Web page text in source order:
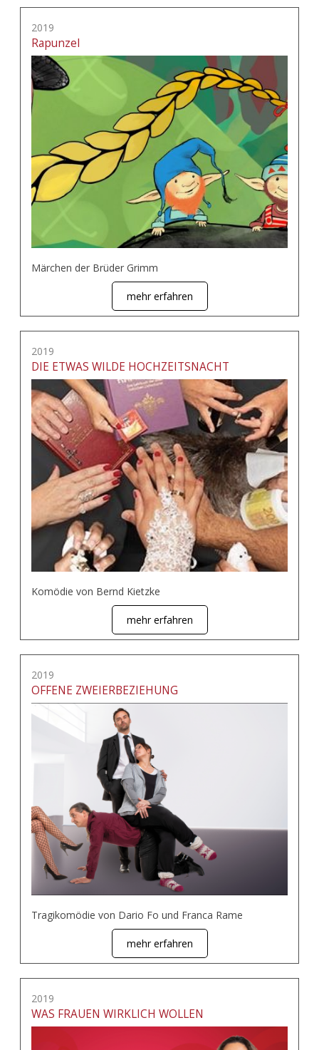
2019
Rapunzel
Märchen der Brüder Grimm
mehr erfahren
2019
DIE ETWAS WILDE HOCHZEITSNACHT
Komödie von Bernd Kietzke
mehr erfahren
2019
OFFENE ZWEIERBEZIEHUNG
Tragikomödie von Dario Fo und Franca Rame
mehr erfahren
2019
WAS FRAUEN WIRKLICH WOLLEN